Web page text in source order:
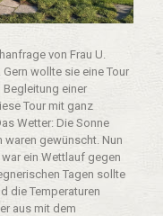
von Frau U.
wollte sie eine Tour
einer
Tour mit ganz
Wetter: Die Sonne
waren gewünscht. Nun
ein Wettlauf gegen
Tagen sollte
die Temperaturen
aus mit dem